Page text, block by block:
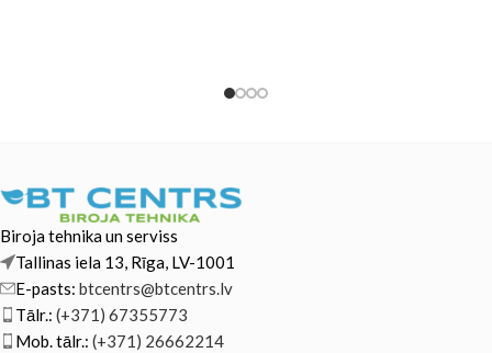
Biroja tehnika un serviss
Tallinas iela 13, Rīga, LV-1001
E-pasts: btcentrs@btcentrs.lv
Tālr.: (+371) 67355773
Mob. tālr.: (+371) 26662214